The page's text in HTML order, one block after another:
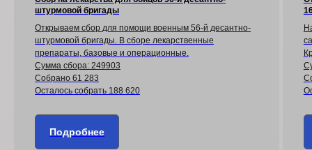
штурмовой бригады
Открываем сбор для помощи военным 56-й десантно-
штурмовой бригады. В сборе лекарственные
препараты, базовые и операционные.
Сумма сбора: 249903
Собрано 61 283
Осталось собрать 188 620
Подробнее